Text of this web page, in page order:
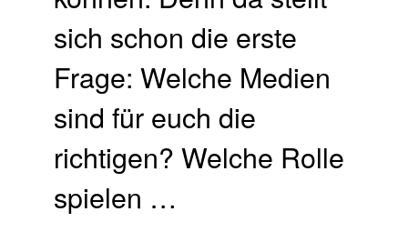
sich schon die erste
Frage: Welche Medien
sind für euch die
richtigen? Welche Rolle
spielen …